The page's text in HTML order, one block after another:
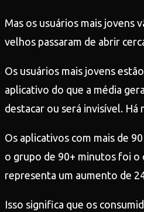
Mas os usuários mais jovens
velhos passaram de abrir
Os usuários mais jovens
aplicativo do que a média
destacar ou será invisível. Há
Os aplicativos com mais de
o grupo de 90+ minutos foi o
representa um aumento de
Isso significa que os